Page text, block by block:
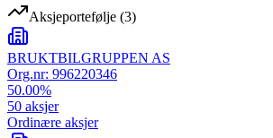
Aksjeportefølje (3)
BRUKTBILGRUPPEN AS
Org.nr: 996220346
50.00%
50 aksjer
Ordinære aksjer